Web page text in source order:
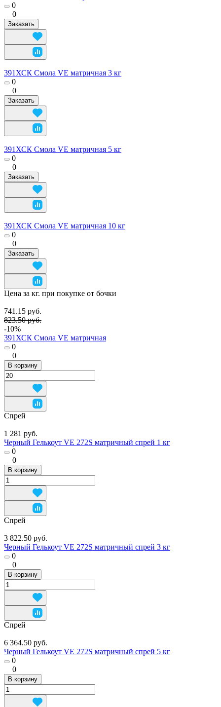
0
0
Заказать
391ХСК Смола VE матричная 3 кг
0
0
Заказать
391ХСК Смола VE матричная 5 кг
0
0
Заказать
391ХСК Смола VE матричная 10 кг
0
0
Заказать
Цена за кг. при покупке от бочки
741.15 руб.
823.50 руб.
-10%
391ХСК Смола VE матричная
0
0
В корзину
Спрей
1 281 руб.
Черный Гелькоут VE 272S матричный спрей 1 кг
0
0
В корзину
Спрей
3 822.50 руб.
Черный Гелькоут VE 272S матричный спрей 3 кг
0
0
В корзину
Спрей
6 364.50 руб.
Черный Гелькоут VE 272S матричный спрей 5 кг
0
0
В корзину